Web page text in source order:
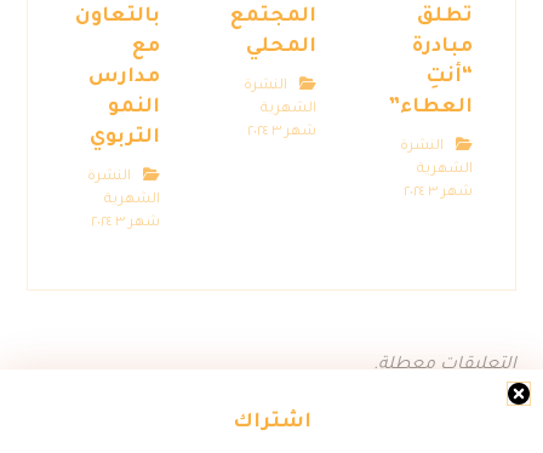
اشتراك
تطلق
مبادرة
“أنتِ
العطاء”
النشرة
الشهرية
شهر ٣ ٢٠٢٤
المجتمع
المحلي
النشرة
الشهرية
شهر ٣ ٢٠٢٤
بالتعاون
مع
مدارس
النمو
التربوي
النشرة
الشهرية
شهر ٣ ٢٠٢٤
التعليقات معطلة.